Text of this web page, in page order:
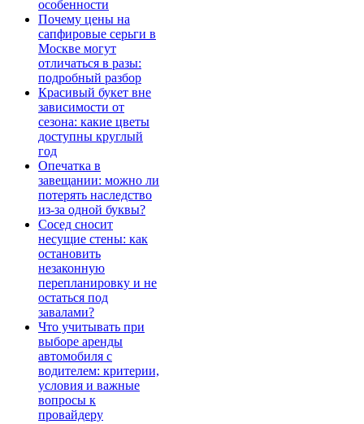
особенности
Почему цены на
сапфировые серьги в
Москве могут
отличаться в разы:
подробный разбор
Красивый букет вне
зависимости от
сезона: какие цветы
доступны круглый
год
Опечатка в
завещании: можно ли
потерять наследство
из-за одной буквы?
Сосед сносит
несущие стены: как
остановить
незаконную
перепланировку и не
остаться под
завалами?
Что учитывать при
выборе аренды
автомобиля с
водителем: критерии,
условия и важные
вопросы к
провайдеру